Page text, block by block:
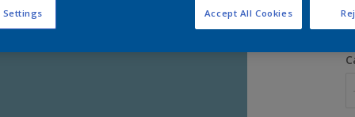
Settings Accept All Cookies